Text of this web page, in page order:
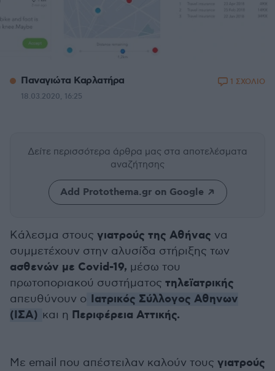
Παναγιώτα Καρλατήρα
18.03.2020, 16:25
1 ΣΧΟΛΙΟ
Δείτε περισσότερα άρθρα μας στα αποτελέσματα
αναζήτησης
Add Protothema.gr on Google
Kάλεσμα στους γιατρούς της Αθήνας να
συμμετέχουν στην αλυσίδα στήριξης των
ασθενών με Covid-19, μέσω του
πρωτοποριακού συστήματος τηλεϊατρικής
απευθύνουν ο Ιατρικός Σύλλογος Αθηνων
(ΙΣΑ) και η Περιφέρεια Αττικής.
Mε email που απέστειλαν καλούν τους γιατρούς